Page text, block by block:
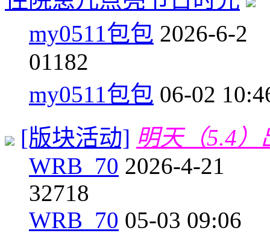
my0511包包 2026-6-2
01182
my0511包包 06-02
[版块活动] 明天（5.4
WRB_70 2026-4-21
32718
WRB_70 05-03 09:06